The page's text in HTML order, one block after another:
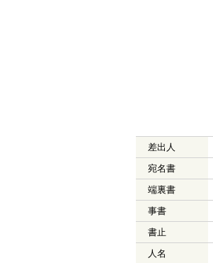
差出人
宛名書
端裏書
事書
書止
人名